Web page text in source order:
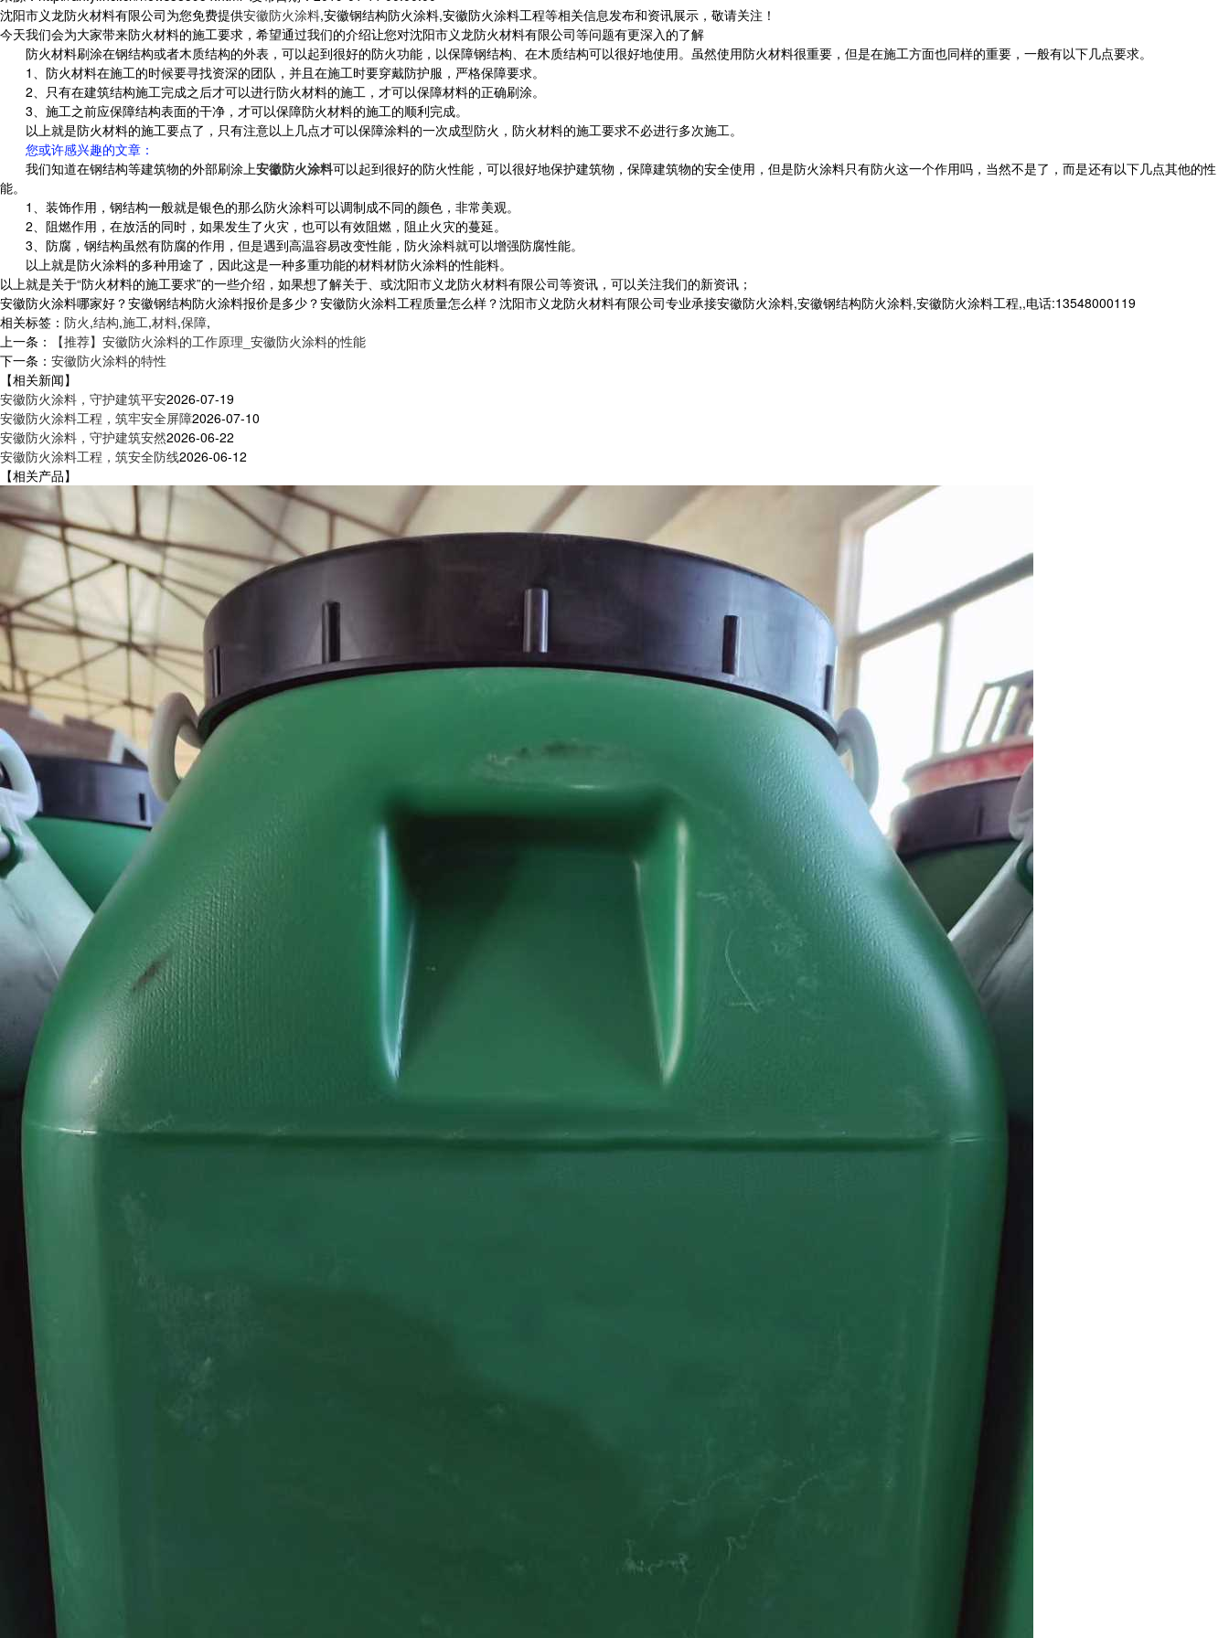
沈阳市义龙防火材料有限公司为您免费提供安徽防火涂料,安徽钢结构防火涂料,安徽防火涂料工程等相关信息发布和资讯展示，敬请关注！
今天我们会为大家带来防火材料的施工要求，希望通过我们的介绍让您对沈阳市义龙防火材料有限公司等问题有更深入的了解
防火材料刷涂在钢结构或者木质结构的外表，可以起到很好的防火功能，以保障钢结构、在木质结构可以很好地使用。虽然使用防火材料很重要，但是在施工方面也同样的重要，一般有以下几点要求。
1、防火材料在施工的时候要寻找资深的团队，并且在施工时要穿戴防护服，严格保障要求。
2、只有在建筑结构施工完成之后才可以进行防火材料的施工，才可以保障材料的正确刷涂。
3、施工之前应保障结构表面的干净，才可以保障防火材料的施工的顺利完成。
以上就是防火材料的施工要点了，只有注意以上几点才可以保障涂料的一次成型防火，防火材料的施工要求不必进行多次施工。
您或许感兴趣的文章：
我们知道在钢结构等建筑物的外部刷涂上安徽防火涂料可以起到很好的防火性能，可以很好地保护建筑物，保障建筑物的安全使用，但是防火涂料只有防火这一个作用吗，当然不是了，而是还有以下几点其他的性
能。
1、装饰作用，钢结构一般就是银色的那么防火涂料可以调制成不同的颜色，非常美观。
2、阻燃作用，在放活的同时，如果发生了火灾，也可以有效阻燃，阻止火灾的蔓延。
3、防腐，钢结构虽然有防腐的作用，但是遇到高温容易改变性能，防火涂料就可以增强防腐性能。
以上就是防火涂料的多种用途了，因此这是一种多重功能的材料材防火涂料的性能料。
以上就是关于“防火材料的施工要求”的一些介绍，如果想了解关于、或沈阳市义龙防火材料有限公司等资讯，可以关注我们的新资讯；
安徽防火涂料哪家好？安徽钢结构防火涂料报价是多少？安徽防火涂料工程质量怎么样？沈阳市义龙防火材料有限公司专业承接安徽防火涂料,安徽钢结构防火涂料,安徽防火涂料工程,,电话:13548000119
相关标签： 防火,结构,施工,材料,保障,
上一条：
【推荐】安徽防火涂料的工作原理_安徽防火涂料的性能
下一条： 安徽防火涂料的特性
【相关新闻】
安徽防火涂料，守护建筑平安2026-07-19
安徽防火涂料工程，筑牢安全屏障2026-07-10
安徽防火涂料，守护建筑安然2026-06-22
安徽防火涂料工程，筑安全防线2026-06-12
【相关产品】